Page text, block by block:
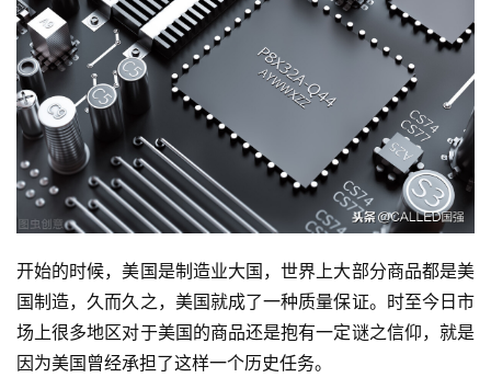
开始的时候，美国是制造业大国，世界上大部分商品都是美
国制造，久而久之，美国就成了一种质量保证。时至今日市
场上很多地区对于美国的商品还是抱有一定谜之信仰，就是
因为美国曾经承担了这样一个历史任务。